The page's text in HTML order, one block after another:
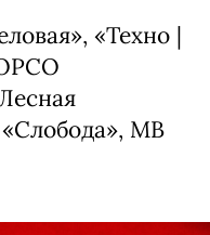
премии— СК